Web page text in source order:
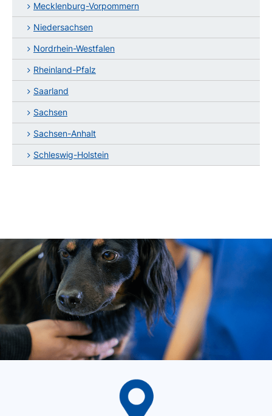
Mecklenburg-Vorpommern
Niedersachsen
Nordrhein-Westfalen
Rheinland-Pfalz
Saarland
Sachsen
Sachsen-Anhalt
Schleswig-Holstein